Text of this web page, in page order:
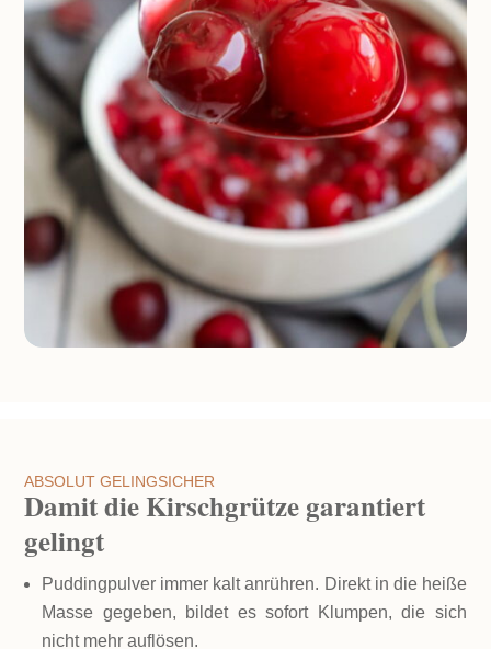
ABSOLUT GELINGSICHER
Damit die Kirschgrütze garantiert
gelingt
Puddingpulver immer kalt anrühren. Direkt in die heiße
Masse gegeben, bildet es sofort Klumpen, die sich
nicht mehr auflösen.